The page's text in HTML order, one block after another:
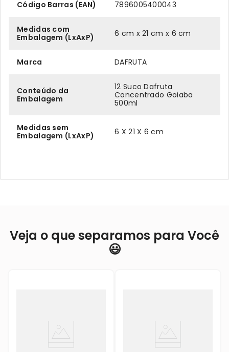
Código Barras (EAN) 7896005400043
Medidas com
Embalagem (LxAxP)
6 cm x 21 cm x 6 cm
Marca DAFRUTA
Conteúdo da
Embalagem
12 Suco Dafruta
Concentrado Goiaba
500ml
Medidas sem
Embalagem (LxAxP)
6 X 21 X 6 cm
Veja o que separamos para Você
😃